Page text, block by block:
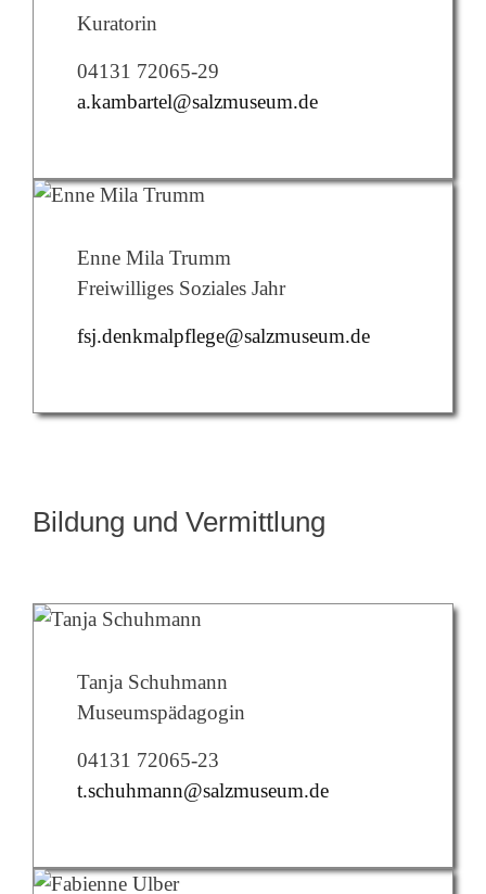
Kuratorin
04131 72065-29
a.kambartel@salzmuseum.de
Enne Mila Trumm
Freiwilliges Soziales Jahr
fsj.denkmalpflege@salzmuseum.de
Bildung und Vermittlung
Tanja Schuhmann
Museumspädagogin
04131 72065-23
t.schuhmann@salzmuseum.de